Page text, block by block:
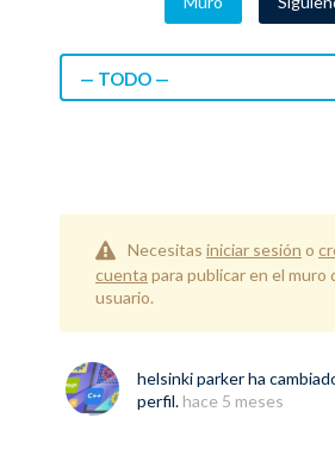
— TODO —
Necesitas iniciar sesión o
cuenta para publicar en el muro
usuario.
helsinki parkerha
perfil. hace 5 meses